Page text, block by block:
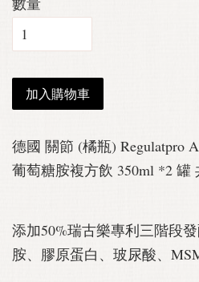
加入購物車
德國 關節 (橘瓶) Regulatpro
葡萄糖胺複方飲 350ml *2 罐
添加50%瑞古樂專利三階段
胺、膠原蛋白、玻尿酸、